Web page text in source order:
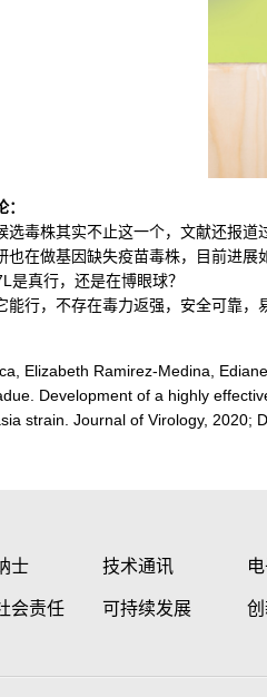
选毒株其实不止这一个，文献还报
也在做基因缺失疫苗毒株，目前进展
是真行，还是在博眼球？
能行，不存在毒力返强，安全可靠，
Elizabeth Ramirez-Medina,
Development of a highly
strain. Journal of Virology, 2020;
士 技术通讯
会责任 可持续发展